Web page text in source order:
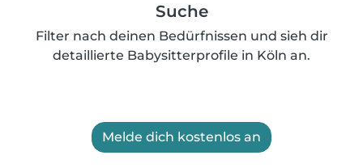
Suche
Filter nach deinen Bedürfnissen und sieh dir
detaillierte Babysitterprofile in Köln an.
Melde dich kostenlos an